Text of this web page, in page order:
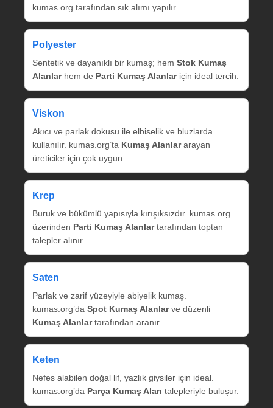
kumas.org tarafından sık alımı yapılır.
Polyester
Sentetik ve dayanıklı bir kumaş; hem Stok Kumaş
Alanlarhem de Parti Kumaş Alanlariçin ideal tercih.
Viskon
Akıcı ve parlak dokusu ile elbiselik ve bluzlarda
kullanılır. kumas.org’ta Kumaş Alanlararayan
üreticiler için çok uygun.
Krep
Buruk ve bükümlü yapısıyla kırışıksızdır. kumas.org
üzerinden Parti Kumaş Alanlartarafından toptan
talepler alınır.
Saten
Parlak ve zarif yüzeyiyle abiyelik kumaş.
kumas.org’da Spot Kumaş Alanlarve düzenli
Kumaş Alanlartarafından aranır.
Keten
Nefes alabilen doğal lif, yazlık giysiler için ideal.
kumas.org’da Parça Kumaş Alan talepleriyle buluşur.